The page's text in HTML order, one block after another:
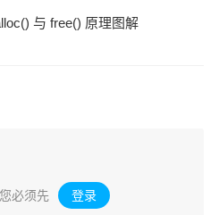
与 free() 原理图解
必须先 登录 。